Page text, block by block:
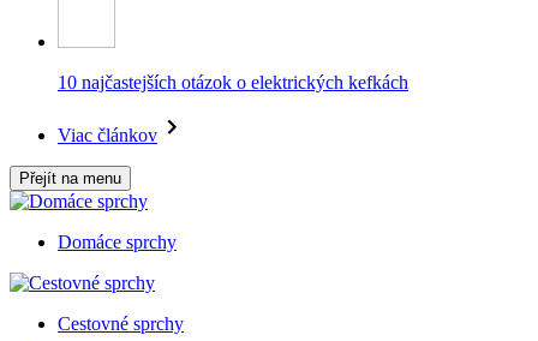
10 najčastejších otázok o elektrických kefkách
Viac článkov
Přejít na menu
Domáce sprchy
Cestovné sprchy